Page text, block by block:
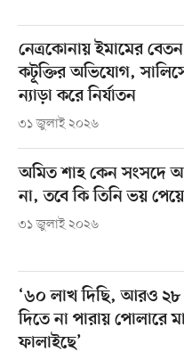
নেত্রকোনায় ইমামের
কটূক্তির অভিযোগ,
ন্যাড়া করে নির্যাতন
৩১ জুলাই ২০২৬
অমিত শাহ কেন সংসদে
না, তবে কি তিনি ভয়
৩১ জুলাই ২০২৬
‘৬০ লাখ দিছি, আরও ২৮
দিতে না পারায় পোলারে
ফালাইছে’